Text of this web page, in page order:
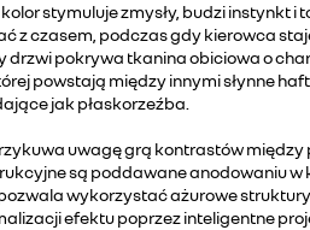
stymuluje zmysły, budzi instynkt
z czasem, podczas gdy kierowca
drzwi pokrywa tkanina obiciowa o
powstają między innymi słynne
jak płaskorzeźba.
uwagę grą kontrastów
są poddawane anodowaniu w
wykorzystać ażurowe
efektu poprzez inteligentne